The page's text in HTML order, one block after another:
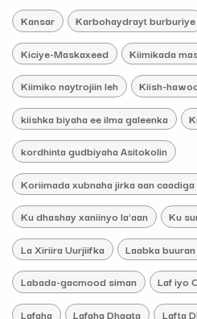
Kansar Karbohaydrayt burburiye
Kiciye-Maskaxeed Kiimikada
Kiimiko naytrojiin leh Kiish-
kiishka biyaha ee ilma galeenka
kordhinta gudbiyaha Asitokolin
Koriimada xubnaha jirka aan caadiga
Ku dhashay xaniinyo la'aan Ku
La Xiriira Uurjiifka Laabka
Labada-gacmood siman Laf iyo
Lafaha Lafaha Dhagta Lafta